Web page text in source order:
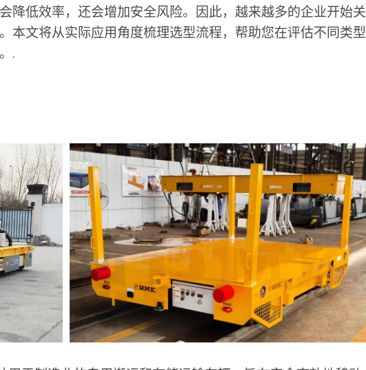
降低效率，还会增加安全风险。因此，越来越多的企业开始关
本文将从实际应用角度梳理选型流程，帮助您在评估不同类型
.